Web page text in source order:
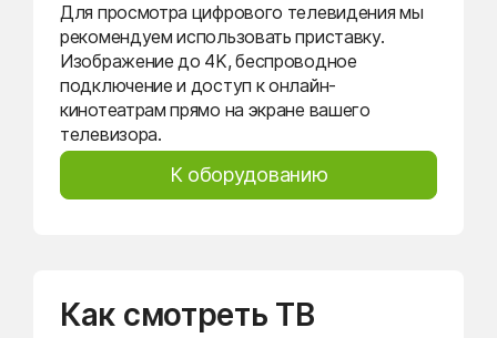
Для просмотра цифрового телевидения мы
рекомендуем использовать приставку.
Изображение до 4K, беспроводное
подключение и доступ к онлайн-
кинотеатрам прямо на экране вашего
телевизора.
К оборудованию
Как смотреть ТВ